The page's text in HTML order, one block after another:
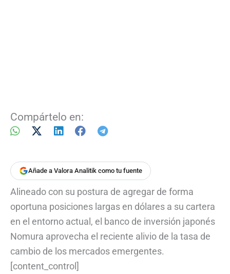
Compártelo en:
Añade a Valora Analitik como tu fuente
Alineado con su postura de agregar de forma
oportuna posiciones largas en dólares a su cartera
en el entorno actual, el banco de inversión japonés
Nomura aprovecha el reciente alivio de la tasa de
cambio de los mercados emergentes.
[content_control]